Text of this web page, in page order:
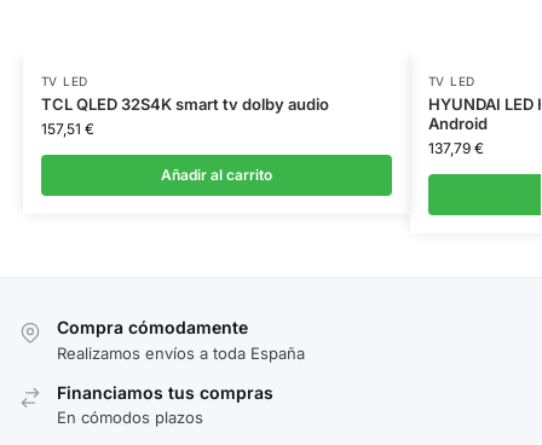
TV LED
TCL QLED 32S4K smart tv dolby audio
157,51 €
Añadir al carrito
TV LED
HYUNDAI
Android
137,79 €
Compra cómodamente
Realizamos envíos a toda España
Financiamos tus compras
En cómodos plazos